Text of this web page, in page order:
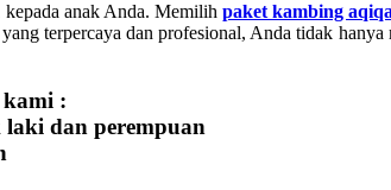
kepada anak Anda. Memilihpaket kambing
terpercaya dan profesional, Anda tidak
kami :
dan perempuan